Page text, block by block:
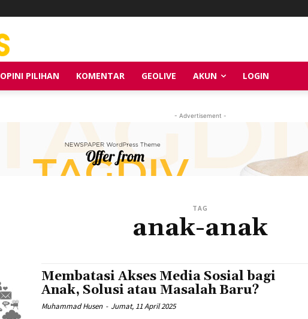
OPINI PILIHAN KOMENTAR GEOLIVE AKUN LOGIN
- Advertisement -
TAG
anak-anak
Membatasi Akses Media Sosial bagi
Anak, Solusi atau Masalah Baru?
Muhammad Husen - Jumat, 11 April 2025